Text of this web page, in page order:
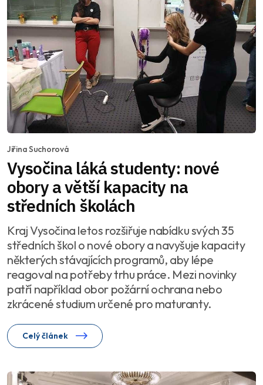
Jiřina Suchorová
Vysočina láká studenty: nové
obory a větší kapacity na
středních školách
Kraj Vysočina letos rozšiřuje nabídku svých 35
středních škol o nové obory a navyšuje kapacity
některých stávajících programů, aby lépe
reagoval na potřeby trhu práce. Mezi novinky
patří například obor požární ochrana nebo
zkrácené studium určené pro maturanty.
Celý článek